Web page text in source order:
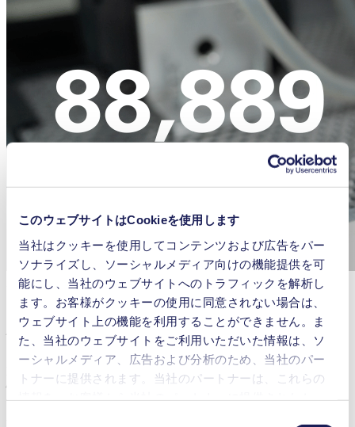
このウェブサイトはCookieを使用します
当社はクッキーを使用してコンテンツおよび広告をパー
ソナライズし、ソーシャルメディア向けの機能提供を可
能にし、当社のウェブサイトへのトラフィックを解析し
ます。お客様がクッキーの使用に同意されない場合は、
ウェブサイト上の機能を利用することができません。ま
た、当社のウェブサイトをご利用いただいた情報は、ソ
ーシャルメディア、広告および分析のため、当社のパー
トナーに提供されます。当社のパートナーは、これらの
厳しい動作条件下で実施されたNMP 850.1.2ダイアフラムポ
ンプの試験により長期的な信頼性が評価されました。
信頼性試験：10万時間寿命試験の詳細
KNFでは実使用環境における信頼性を把握しお客様に信頼
性の高い寿命情報を提供するため、過酷な条件下でのダイア
フラムポンプの長期試験を定期的に実施しています。この寿